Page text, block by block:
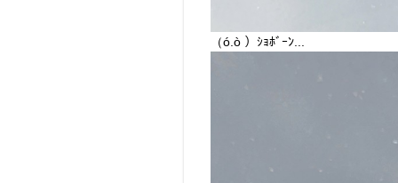
（ó.ò ）ｼｮﾎﾞｰﾝ...